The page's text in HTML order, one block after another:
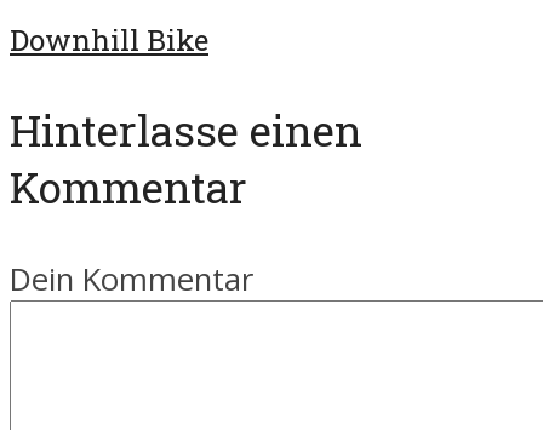
Downhill Bike
Hinterlasse einen
Kommentar
Dein Kommentar